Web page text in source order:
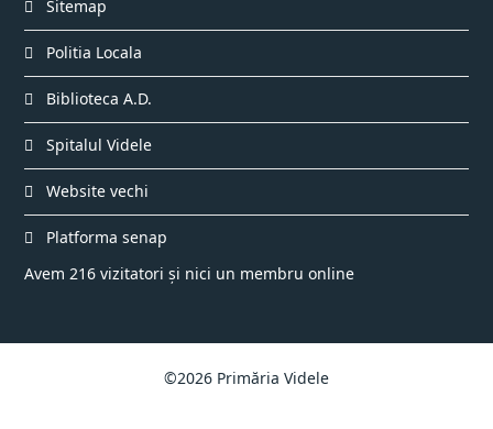
Sitemap
Politia Locala
Biblioteca A.D.
Spitalul Videle
Website vechi
Platforma senap
Avem 216 vizitatori și nici un membru online
©2026 Primăria Videle